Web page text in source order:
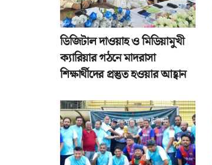
ডিজিটাল দাওয়াহ ও মিডিয়ামুখী
ক্যারিয়ার গঠনে মাদরাসা
শিক্ষার্থীদের প্রস্তুত হওয়ার আহ্বান